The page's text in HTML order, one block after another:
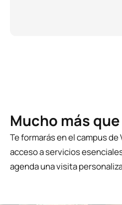
Mucho más
Te formarás en el campus
acceso a servicios
agenda una visita